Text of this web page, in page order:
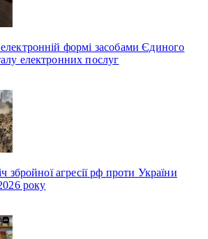
формі засобами Єдиного
електронних послуг
збройної агресії рф проти України
року